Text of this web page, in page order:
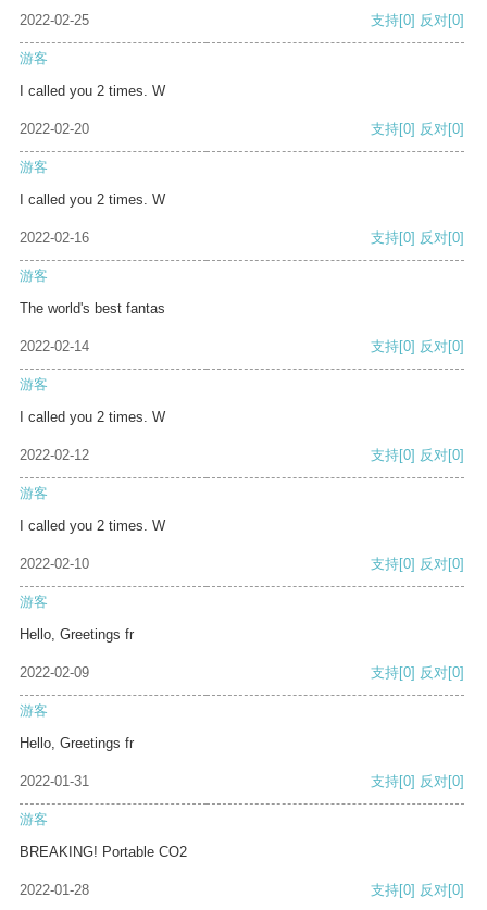
2022-02-25 支持[0] 反对[0]
游客
I called you 2 times. W
2022-02-20 支持[0] 反对[0]
游客
I called you 2 times. W
2022-02-16 支持[0] 反对[0]
游客
The world's best fantas
2022-02-14 支持[0] 反对[0]
游客
I called you 2 times. W
2022-02-12 支持[0] 反对[0]
游客
I called you 2 times. W
2022-02-10 支持[0] 反对[0]
游客
Hello, Greetings fr
2022-02-09 支持[0] 反对[0]
游客
Hello, Greetings fr
2022-01-31 支持[0] 反对[0]
游客
BREAKING! Portable CO2
2022-01-28 支持[0] 反对[0]